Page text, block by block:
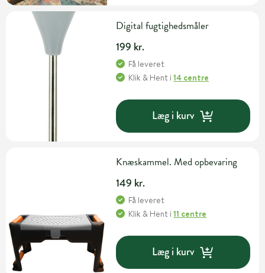
Digital fugtighedsmåler
199 kr.
Få leveret
Klik & Hent i14 centre
Læg i kurv
Knæskammel. Med opbevaring
149 kr.
Få leveret
Klik & Hent i11 centre
Læg i kurv